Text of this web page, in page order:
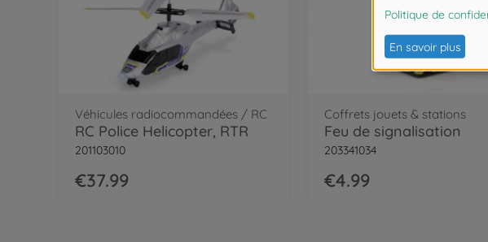
Véhicules radiocommandées / RC
RC Police Helicopter, RTR
201103010
€37.99
Coffrets jouets & stations
Feu de signalisation
203341034
€4.99